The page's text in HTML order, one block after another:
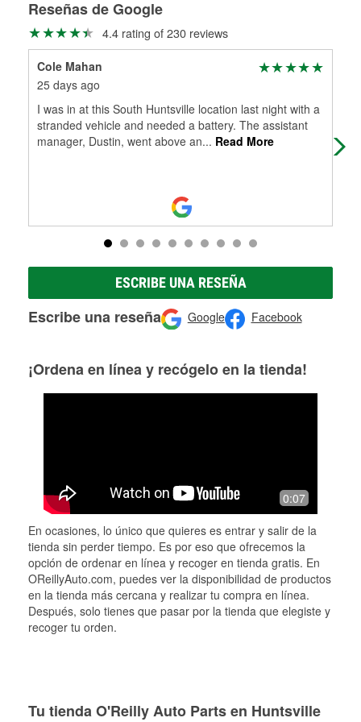
Más información sobre el Programa de Préstamo de
Herramientas de O'Reilly
medirán tus tambores o discos para determinar si pueden
ser rectificados con seguridad. Si tus tambores o discos no
pueden ser reutilizados, podemos ayudarte a encontrar las
partes de reemplazo correctas para tu reparación.
Rectificación de tambores y discos de freno
Reseñas de Google
4.4 rating of 230 reviews
Cole Mahan
25 days ago
I was in at this South Huntsville location last night with a
stranded vehicle and needed a battery. The assistant
manager, Dustin, went above an... Read More
ESCRIBE UNA RESEÑA
Escribe una reseña Google Facebook
¡Ordena en línea y recógelo en la tienda!
0:07
En ocasiones, lo único que quieres es entrar y salir de la
tienda sin perder tiempo. Es por eso que ofrecemos la
opción de ordenar en línea y recoger en tienda gratis. En
OReillyAuto.com, puedes ver la disponibilidad de productos
en la tienda más cercana y realizar tu compra en línea.
Después, solo tienes que pasar por la tienda que elegiste y
recoger tu orden.
Tu tienda O'Reilly Auto Parts en Huntsville